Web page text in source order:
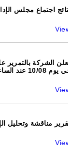
نتائج اجتماع مجلس الإدارة 10/08 الساعة
View
تعلن الشركة بالتمرير
في يوم 10/08 عند الساعة 11 صباحا
View
تقرير مناقشة وتحليل
View